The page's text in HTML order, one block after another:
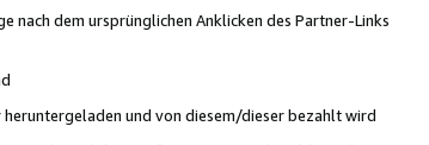
nach dem ursprünglichen Anklicken des Partner-Links
und von diesem/dieser bezahlt wird